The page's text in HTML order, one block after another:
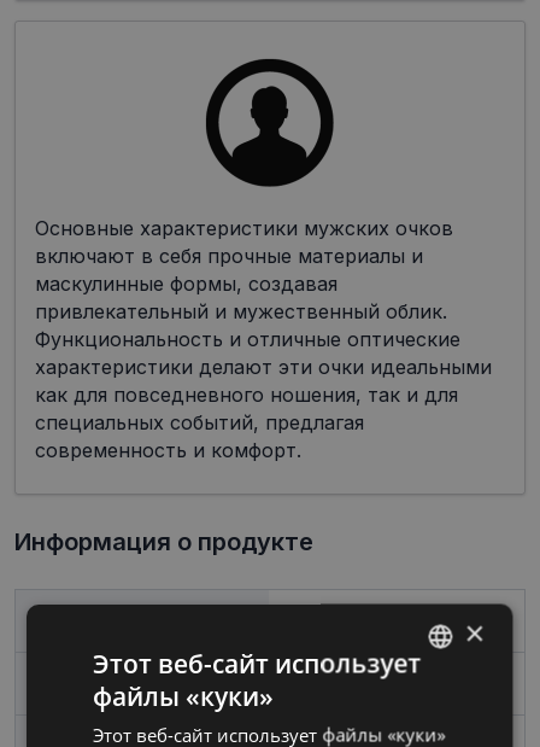
Основные характеристики мужских очков
включают в себя прочные материалы и
маскулинные формы, создавая
привлекательный и мужественный облик.
Функциональность и отличные оптические
характеристики делают эти очки идеальными
как для повседневного ношения, так и для
специальных событий, предлагая
современность и комфорт.
Информация о продукте
RUSSIAN
×
Этот веб-сайт использует
файлы «куки»
Этот веб-сайт использует файлы «куки»